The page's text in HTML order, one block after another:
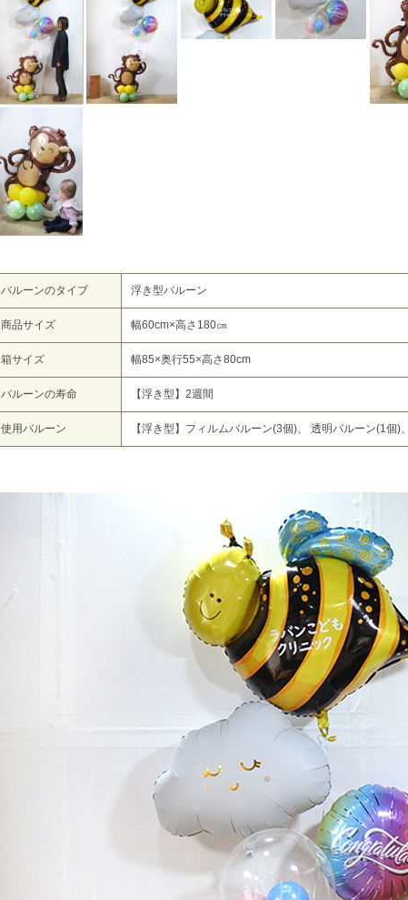
バルーンのタイプ 浮き型バルーン
商品サイズ 幅60cm×高さ180㎝
箱サイズ 幅85×奥行55×高さ80cm
バルーンの寿命 【浮き型】2週間
使用バルーン 【浮き型】フィルムバルーン(3個)、 透明バルーン(1個